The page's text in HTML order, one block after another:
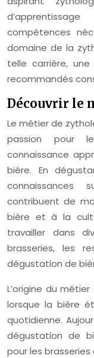
compétences
domaine de la
telle carrière,
recommandés
Découvrir le
Le métier de
passion pour
connaissance
bière. En
connaissances
contribuent de
bière et à la
travailler dans
brasseries, les
dégustation de
L’origine du
lorsque la bière
quotidienne.
dégustation de
pour les